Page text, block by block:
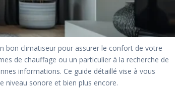
bon climatiseur pour assurer le confort de votre
de chauffage ou un particulier à la recherche de
informations. Ce guide détaillé vise à vous
niveau sonore et bien plus encore.